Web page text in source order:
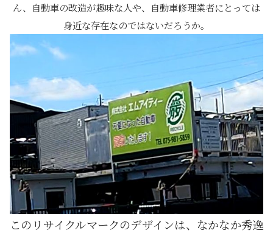
ん、自動車の改造が趣味な人や、自動車修理業者にとっては
身近な存在なのではないだろうか。
このリサイクルマークのデザインは、なかなか秀逸